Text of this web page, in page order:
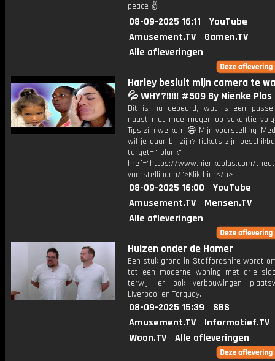
peace ✌
08-09-2025 16:11
YouTube
Amusement.TV
Gamen.TV
Alle afleveringen
Harley besluit mijn camera te
💦 WHY?!!!!! #509 By Nienke Plas
Dit is nu gebeurd, wat is een
naast niet mee mogen op vakantie
Tips zijn welkom 😁 Mijn voorstelling
wil je daar bij zijn? Tickets zijn
target="_blank"
href="https://www.nienkeplas.com/
voorstellingen/">Klik hier</a>
08-09-2025 16:00
YouTube
Amusement.TV
Mensen.TV
Alle afleveringen
Huizen onder de Hamer
Een stuk grond in Staffordshire wordt
tot een moderne woning met drie
terwijl er ook verbouwingen
Liverpool en Torquay.
08-09-2025 15:39
SBS
Amusement.TV
Informatief.TV
Woon.TV
Alle afleveringen